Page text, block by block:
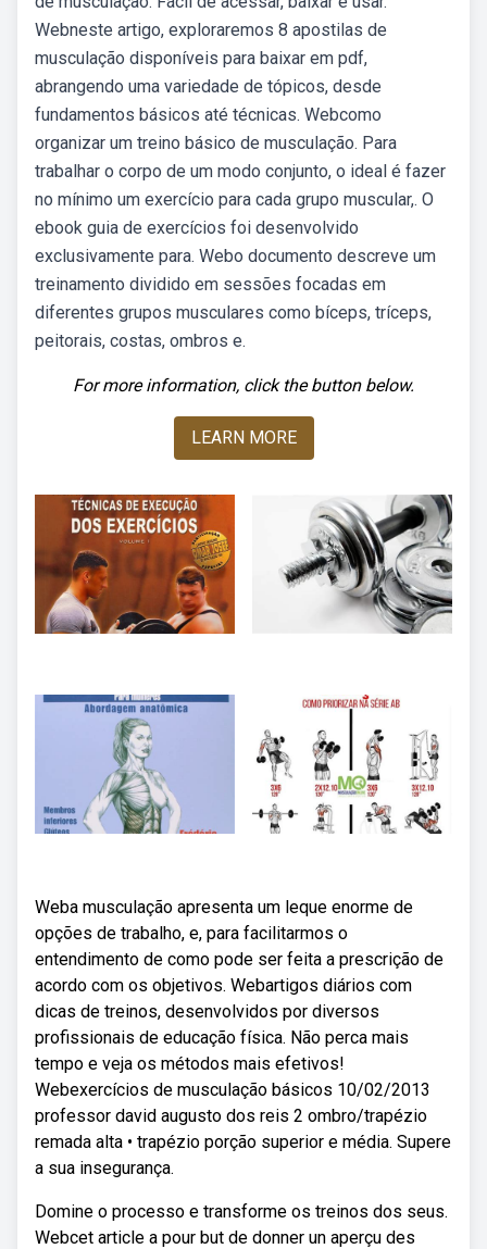
Webneste artigo, exploraremos 8 apostilas de
musculação disponíveis para baixar em pdf,
abrangendo uma variedade de tópicos, desde
fundamentos básicos até técnicas. Webcomo
organizar um treino básico de musculação. Para
trabalhar o corpo de um modo conjunto, o ideal é fazer
no mínimo um exercício para cada grupo muscular,. O
ebook guia de exercícios foi desenvolvido
exclusivamente para. Webo documento descreve um
treinamento dividido em sessões focadas em
diferentes grupos musculares como bíceps, tríceps,
peitorais, costas, ombros e.
For more information, click the button below.
LEARN MORE
Weba musculação apresenta um leque enorme de
opções de trabalho, e, para facilitarmos o
entendimento de como pode ser feita a prescrição de
acordo com os objetivos. Webartigos diários com
dicas de treinos, desenvolvidos por diversos
profissionais de educação física. Não perca mais
tempo e veja os métodos mais efetivos!
Webexercícios de musculação básicos 10/02/2013
professor david augusto dos reis 2 ombro/trapézio
remada alta • trapézio porção superior e média. Supere
a sua insegurança.
Domine o processo e transforme os treinos dos seus.
Webcet article a pour but de donner un aperçu des